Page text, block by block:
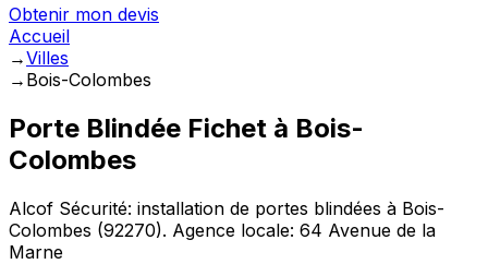
Obtenir mon devis
Accueil
→Villes
→ Bois-Colombes
Porte Blindée Fichet à Bois-
Colombes
Alcof Sécurité: installation de portes blindées à Bois-
Colombes (92270). Agence locale: 64 Avenue de la
Marne